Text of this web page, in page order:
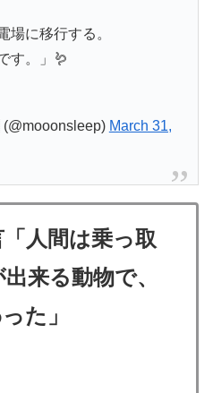
場に移行する。
す。」🪱
March 31,
人間は乗っ取
来る動物で、
た」